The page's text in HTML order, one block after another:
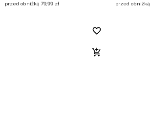
przed obniżką 79,99 zł
przed obniżką